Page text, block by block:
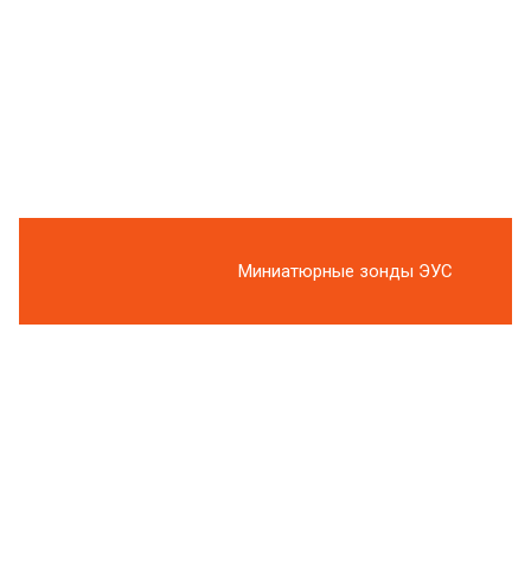
Миниатюрные зонды ЭУС